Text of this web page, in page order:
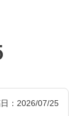
：2026/07/25